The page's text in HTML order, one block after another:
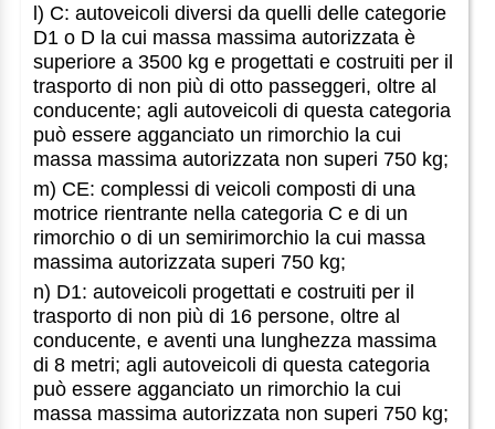
l) C: autoveicoli diversi da quelli delle categorie
D1 o D la cui massa massima autorizzata è
superiore a 3500 kg e progettati e costruiti per il
trasporto di non più di otto passeggeri, oltre al
conducente; agli autoveicoli di questa categoria
può essere agganciato un rimorchio la cui
massa massima autorizzata non superi 750 kg;
m) CE: complessi di veicoli composti di una
motrice rientrante nella categoria C e di un
rimorchio o di un semirimorchio la cui massa
massima autorizzata superi 750 kg;
n) D1: autoveicoli progettati e costruiti per il
trasporto di non più di 16 persone, oltre al
conducente, e aventi una lunghezza massima
di 8 metri; agli autoveicoli di questa categoria
può essere agganciato un rimorchio la cui
massa massima autorizzata non superi 750 kg;